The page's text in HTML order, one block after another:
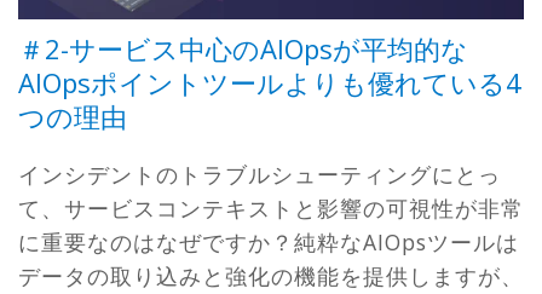
＃2-サービス中心のAIOpsが平均的な
AIOpsポイントツールよりも優れている4
つの理由
インシデントのトラブルシューティングにとっ
て、サービスコンテキストと影響の可視性が非常
に重要なのはなぜですか？純粋なAIOpsツールは
データの取り込みと強化の機能を提供しますが、